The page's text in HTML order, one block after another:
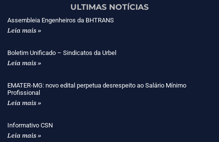
ULTIMAS NOTÍCIAS
Assembleia Engenheiros da BHTRANS
Leia mais »
Boletim Unificado – Sindicatos da Urbel
Leia mais »
EMATER-MG: novo edital perpetua desrespeito ao Salário Mínimo
Profissional
Leia mais »
Informativo CSN
Leia mais »